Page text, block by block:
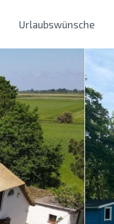
Urlaubswünsche